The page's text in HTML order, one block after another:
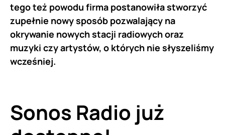
tego też powodu firma postanowiła stworzyć
zupełnie nowy sposób pozwalający na
okrywanie nowych stacji radiowych oraz
muzyki czy artystów, o których nie słyszeliśmy
wcześniej.
Sonos Radio już